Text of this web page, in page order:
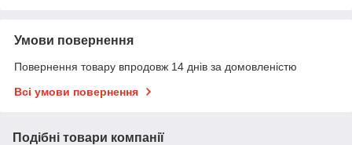
Умови повернення
Повернення товару впродовж 14 днів за домовленістю
Всі умови повернення
Подібні товари компанії